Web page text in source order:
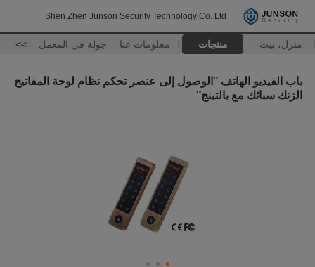
Shen Zhen Junson Security Technology Co. Ltd
منزل، بيت منتجات معلومات عنا جولة في المعمل >>
باب الفيديو الهاتف "الوصول إلى عنصر تحكم نظام لوحة المفاتيح
الزنك سبائك مع بالتينج"